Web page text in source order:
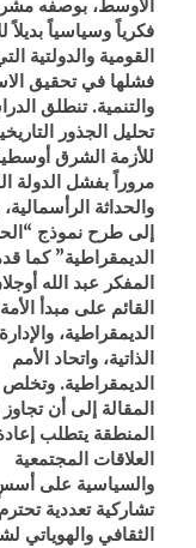
الأوسط، بوصفه
فكرياً وسياسياً بديلاً
القومية والدولتية
فشلها في تحقيق
والتنمية. تنطلق
تحليل الجذور
للأزمة الشرق
مروراً بفشل الدولة
والحداثة
إلى طرح نموذج
الديمقراطية” كما
المفكر عبد الله
القائم على مبدأ الأمة
الديمقراطية، والإدارة
الذاتية، واتحاد الأمم
الديمقراطية. وتخلص
المقالة إلى أن
المنطقة يتطلب
العلاقات المجتمعية
والسياسية على
تشاركية تعددية
الثقافي والهوياتي